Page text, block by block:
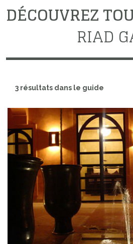
DÉCOUVREZ
RIAD
3 résultats dans le guide